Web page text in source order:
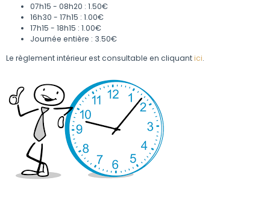
07h15 - 08h20 : 1.50€
16h30 - 17h15 : 1.00€
17h15 - 18h15 : 1.00€
Journée entière : 3.50€
Le règlement intérieur est consultable en cliquantici.